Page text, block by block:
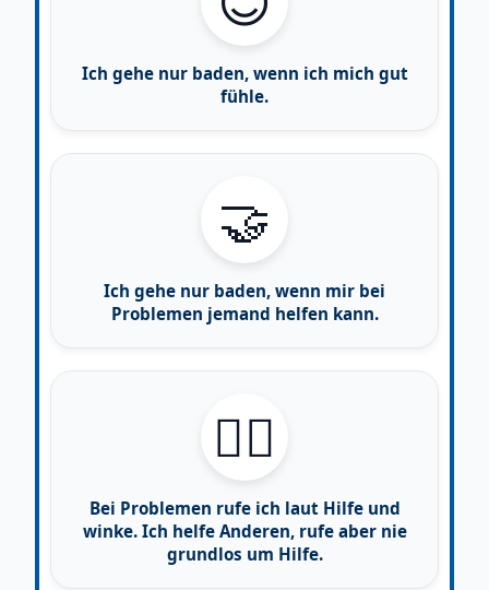
Ich gehe nur baden, wenn ich mich gut
fühle.
🤝
Ich gehe nur baden, wenn mir bei
Problemen jemand helfen kann.
🙋‍♂️
Bei Problemen rufe ich laut Hilfe und
winke. Ich helfe Anderen, rufe aber nie
grundlos um Hilfe.